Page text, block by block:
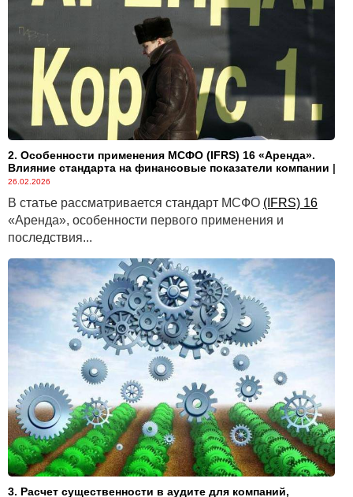
2. Особенности применения МСФО (IFRS) 16 «Аренда».
Влияние стандарта на финансовые показатели компании |
26.02.2026
В статье рассматривается стандарт МСФО (IFRS) 16
«Аренда», особенности первого применения и
последствия...
3. Расчет существенности в аудите для компаний,